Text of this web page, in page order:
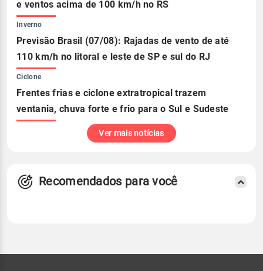
e ventos acima de 100 km/h no RS
Inverno
Previsão Brasil (07/08): Rajadas de vento de até
110 km/h no litoral e leste de SP e sul do RJ
Ciclone
Frentes frias e ciclone extratropical trazem
ventania, chuva forte e frio para o Sul e Sudeste
Ver mais notícias
Recomendados para você